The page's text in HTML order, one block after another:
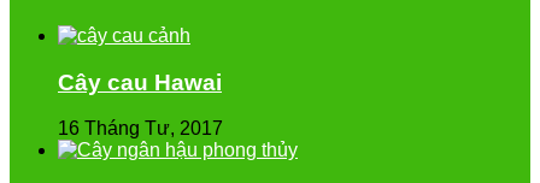
Cây cau Hawai
16 Tháng Tư, 2017